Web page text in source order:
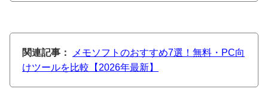
関連記事：
メモソフトのおすすめ7選！無料・PC向
けツールを比較【2026年最新】